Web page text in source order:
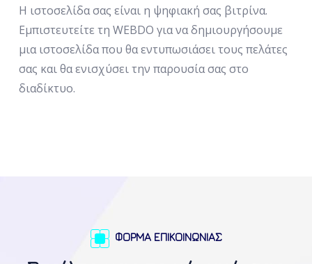
Η ιστοσελίδα σας είναι η ψηφιακή σας βιτρίνα.
Εμπιστευτείτε τη WEBDO για να δημιουργήσουμε
μια ιστοσελίδα που θα εντυπωσιάσει τους πελάτες
σας και θα ενισχύσει την παρουσία σας στο
διαδίκτυο.
ΦΟΡΜΑ ΕΠΙΚΟΙΝΩΝΙΑΣ